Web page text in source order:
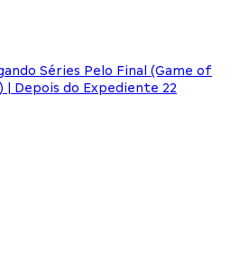
Séries Pelo Final (Game of
| Depois do Expediente 22